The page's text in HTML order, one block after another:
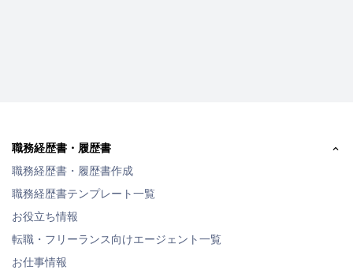
職務経歴書・履歴書
職務経歴書・履歴書作成
職務経歴書テンプレート一覧
お役立ち情報
転職・フリーランス向けエージェント一覧
お仕事情報